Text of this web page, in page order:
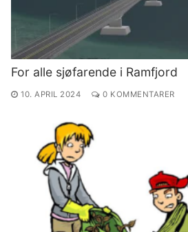
For alle sjøfarende i Ramfjord
10. APRIL 2024 0 KOMMENTARER